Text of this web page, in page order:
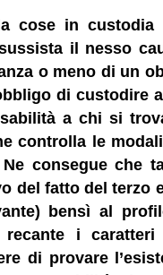
cose in
il nesso
o meno di un
di custodire
a chi si
controlla le
consegue che
del fatto del
bensì al
i caratteri
di provare